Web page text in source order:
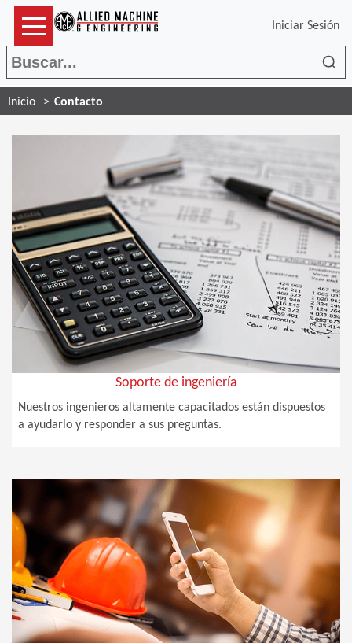
Iniciar Sesión
Inicio Contacto
Soporte de ingeniería
Nuestros ingenieros altamente capacitados están dispuestos
a ayudarlo y responder a sus preguntas.